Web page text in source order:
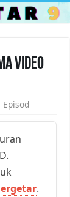
Video
Episod
.